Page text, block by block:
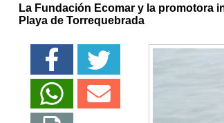
La Fundación Ecomar y la promotora
Playa de Torrequebrada